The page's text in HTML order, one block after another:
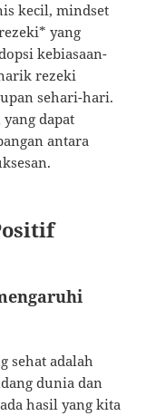
kecil, mindset
yang
kebiasaan-
rezeki
sehari-hari.
dapat
antara
sehat adalah
dunia dan
hasil yang kita